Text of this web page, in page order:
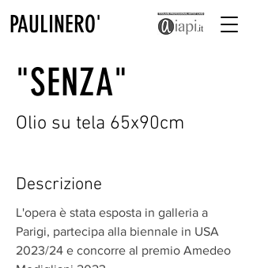
PAULINERO'
"SENZA"
Olio su tela 65x90cm
Descrizione
L'opera è stata esposta in galleria a
Parigi, partecipa alla biennale in USA
2023/24 e concorre al premio Amedeo